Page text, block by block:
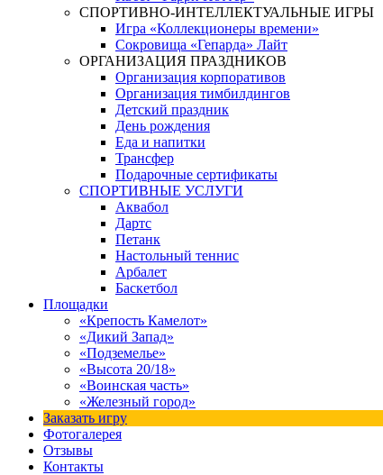
СПОРТИВНО-ИНТЕЛЛЕКТУАЛЬНЫЕ ИГРЫ
Игра «Коллекционеры времени»
Сокровища «Гепарда» Лайт
ОРГАНИЗАЦИЯ ПРАЗДНИКОВ
Организация корпоративов
Организация тимбилдингов
Детский праздник
День рождения
Еда и напитки
Трансфер
Подарочные сертификаты
СПОРТИВНЫЕ УСЛУГИ
Аквабол
Дартс
Петанк
Настольный теннис
Арбалет
Баскетбол
Площадки
«Крепость Камелот»
«Дикий Запад»
«Подземелье»
«Высота 20/18»
«Воинская часть»
«Железный город»
Заказать игру
Фотогалерея
Отзывы
Контакты